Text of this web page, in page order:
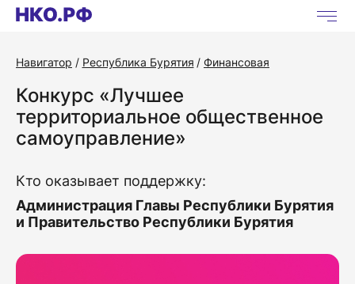
Навигатор Республика Бурятия Финансовая
Конкурс «Лучшее
территориальное общественное
самоуправление»
Кто оказывает поддержку:
Администрация Главы Республики Бурятия
и Правительство Республики Бурятия